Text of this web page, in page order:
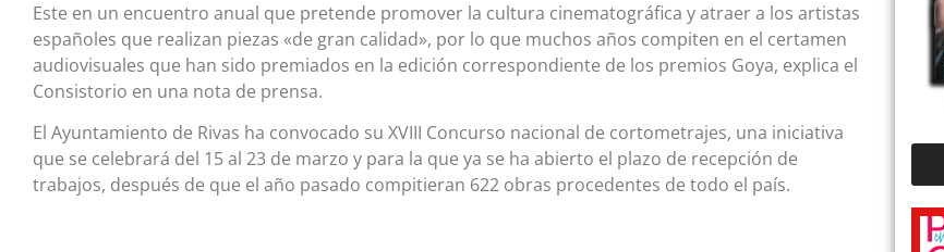
Este en un encuentro anual que pretende promover la cultura cinematográfica y atraer a los artistas
españoles que realizan piezas «de gran calidad», por lo que muchos años compiten en el certamen
audiovisuales que han sido premiados en la edición correspondiente de los premios Goya, explica el
Consistorio en una nota de prensa.
El Ayuntamiento de Rivas ha convocado su XVIII Concurso nacional de cortometrajes, una iniciativa
que se celebrará del 15 al 23 de marzo y para la que ya se ha abierto el plazo de recepción de
trabajos, después de que el año pasado compitieran 622 obras procedentes de todo el país.